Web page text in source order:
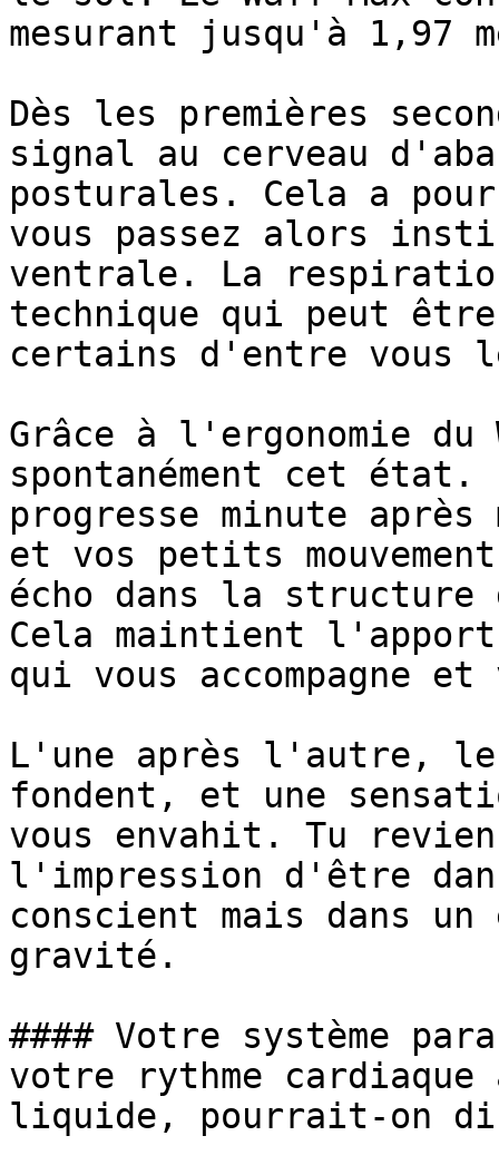
mesurant jusqu'à 1,97
Dès les premières
signal au cerveau
posturales. Cela a
vous passez alors
ventrale. La
technique qui peut
certains d'entre vous
Grâce à l'ergonomie du
spontanément cet
progresse minute
et vos petits
écho dans la structure
Cela maintient
qui vous accompagne
L'une après l'autre,
fondent, et une
vous envahit. Tu
l'impression d'être
conscient mais dans
gravité.
#### Votre système
votre rythme
liquide, pourrait-on